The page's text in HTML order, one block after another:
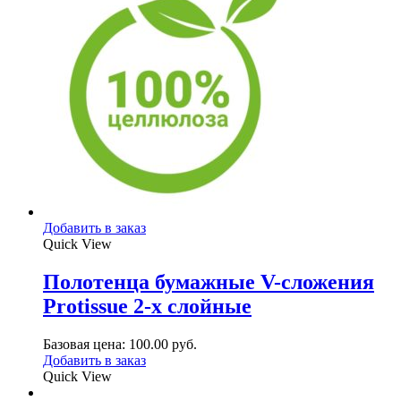
Добавить в заказ
Quick View
Полотенца бумажные V-сложения
Protissue 2-х слойные
Базовая цена: 100.00 руб.
Добавить в заказ
Quick View